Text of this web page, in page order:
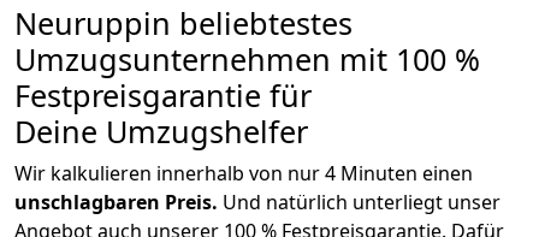
Neuruppin beliebtestes
Umzugsunternehmen mit 100 %
Festpreisgarantie für
Deine Umzugshelfer
Wir kalkulieren innerhalb von nur 4 Minuten einen
unschlagbaren Preis. Und natürlich unterliegt unser
Angebot auch unserer 100 % Festpreisgarantie. Dafür